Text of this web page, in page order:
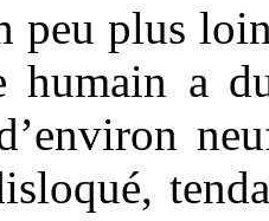
peu plus
humain a